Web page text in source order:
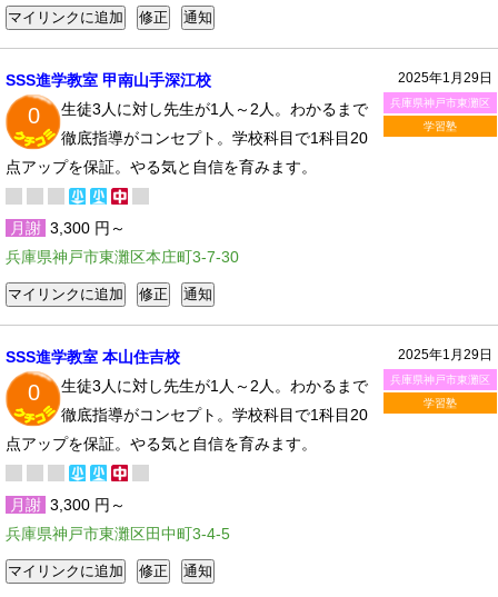
2025年1月29日
兵庫県神戸市東灘区
学習塾
SSS進学教室 甲南山手深江校
0
生徒3人に対し先生が1人～2人。わかるまで
徹底指導がコンセプト。学校科目で1科目20
点アップを保証。やる気と自信を育みます。
月謝 3,300 円～
兵庫県神戸市東灘区本庄町3-7-30
2025年1月29日
兵庫県神戸市東灘区
学習塾
SSS進学教室 本山住吉校
0
生徒3人に対し先生が1人～2人。わかるまで
徹底指導がコンセプト。学校科目で1科目20
点アップを保証。やる気と自信を育みます。
月謝 3,300 円～
兵庫県神戸市東灘区田中町3-4-5